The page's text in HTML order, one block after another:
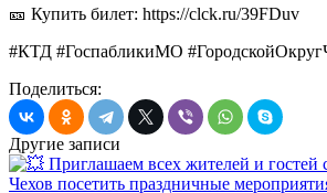
🎫 Купить билет: https://clck.ru/39FDuv
#КТД #ГоспабликиМО
Поделиться:
Другие записи